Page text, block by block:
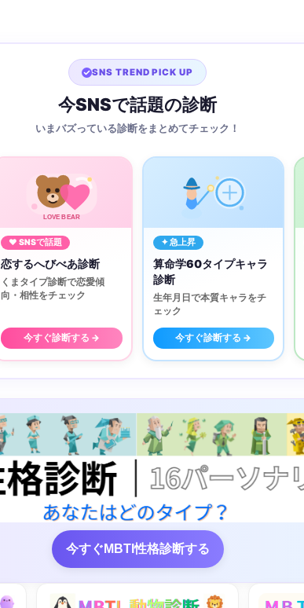
SNS TREND PICK UP
今SNSで話題の診断
いまバズっている診断をまとめてチェック！
LOVE BEAR
♥ SNSで話題
恋するへびべあ診断
くまタイプ診断で恋愛傾
向・相性をチェック
今すぐ診断する →
✦ 急上昇
算命学60タイプキャラ
診断
生年月日で本質キャラをチ
ェック
今すぐ診断する →
今すぐMBTI性格診断する